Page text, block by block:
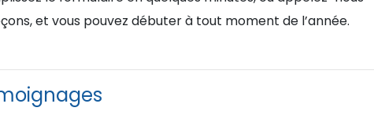
et vous pouvez débuter à tout moment de l’année.